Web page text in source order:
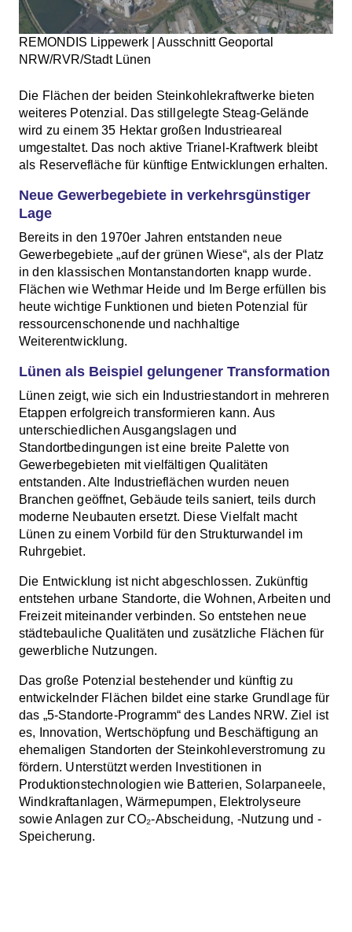
REMONDIS Lippewerk | Ausschnitt Geoportal
NRW/RVR/Stadt Lünen
Die Flächen der beiden Steinkohlekraftwerke bieten
weiteres Potenzial. Das stillgelegte Steag-Gelände
wird zu einem 35 Hektar großen Industrieareal
umgestaltet. Das noch aktive Trianel-Kraftwerk bleibt
als Reservefläche für künftige Entwicklungen erhalten.
Neue Gewerbegebiete in verkehrsgünstiger
Lage
Bereits in den 1970er Jahren entstanden neue
Gewerbegebiete „auf der grünen Wiese“, als der Platz
in den klassischen Montanstandorten knapp wurde.
Flächen wie Wethmar Heide und Im Berge erfüllen bis
heute wichtige Funktionen und bieten Potenzial für
ressourcenschonende und nachhaltige
Weiterentwicklung.
Lünen als Beispiel gelungener Transformation
Lünen zeigt, wie sich ein Industriestandort in mehreren
Etappen erfolgreich transformieren kann. Aus
unterschiedlichen Ausgangslagen und
Standortbedingungen ist eine breite Palette von
Gewerbegebieten mit vielfältigen Qualitäten
entstanden. Alte Industrieflächen wurden neuen
Branchen geöffnet, Gebäude teils saniert, teils durch
moderne Neubauten ersetzt. Diese Vielfalt macht
Lünen zu einem Vorbild für den Strukturwandel im
Ruhrgebiet.
Die Entwicklung ist nicht abgeschlossen. Zukünftig
entstehen urbane Standorte, die Wohnen, Arbeiten und
Freizeit miteinander verbinden. So entstehen neue
städtebauliche Qualitäten und zusätzliche Flächen für
gewerbliche Nutzungen.
Das große Potenzial bestehender und künftig zu
entwickelnder Flächen bildet eine starke Grundlage für
das „5-Standorte-Programm“ des Landes NRW. Ziel ist
es, Innovation, Wertschöpfung und Beschäftigung an
ehemaligen Standorten der Steinkohleverstromung zu
fördern. Unterstützt werden Investitionen in
Produktionstechnologien wie Batterien, Solarpaneele,
Windkraftanlagen, Wärmepumpen, Elektrolyseure
sowie Anlagen zur CO₂-Abscheidung, -Nutzung und -
Speicherung.